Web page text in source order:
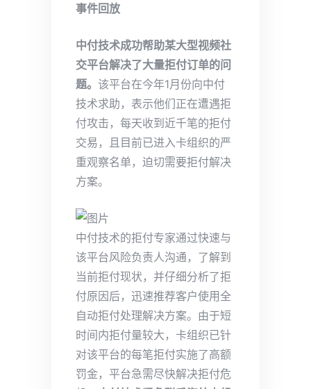
事件回放
中付技术成功帮助某大型视频社
交平台解决了大量拒付订单的问
题。 该平台在今年1月份向中付
技术求助，表示他们正在遭遇拒
付攻击，每天收到近千笔的拒付
交易，且目前已进入卡组织的严
重观察名单，迫切需要拒付解决
方案。
中付技术的拒付专家通过快速与
该平台风险负责人沟通，了解到
当前拒付现状，并仔细分析了拒
付原因后，迅速推荐客户使用全
自动拒付处理解决方案。由于短
时间内拒付量较大，卡组织已针
对该平台的每笔拒付实施了高额
罚金，平台急需尽快解决拒付危